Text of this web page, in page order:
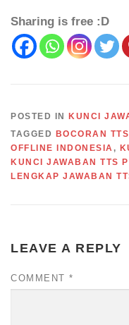
Sharing is free :D
POSTED IN
KUNCI
TAGGED
BOCORAN
OFFLINE INDONESIA ,
KUNCI JAWABAN TTS
LENGKAP JAWABAN
LEAVE A REPLY
COMMENT *